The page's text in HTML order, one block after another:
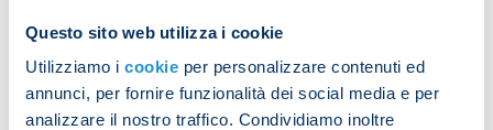
Questo sito web utilizza i cookie
Utilizziamo i cookie per personalizzare contenuti ed
annunci, per fornire funzionalità dei social media e per
analizzare il nostro traffico. Condividiamo inoltre
Those who started against Braga had a recovery
session.